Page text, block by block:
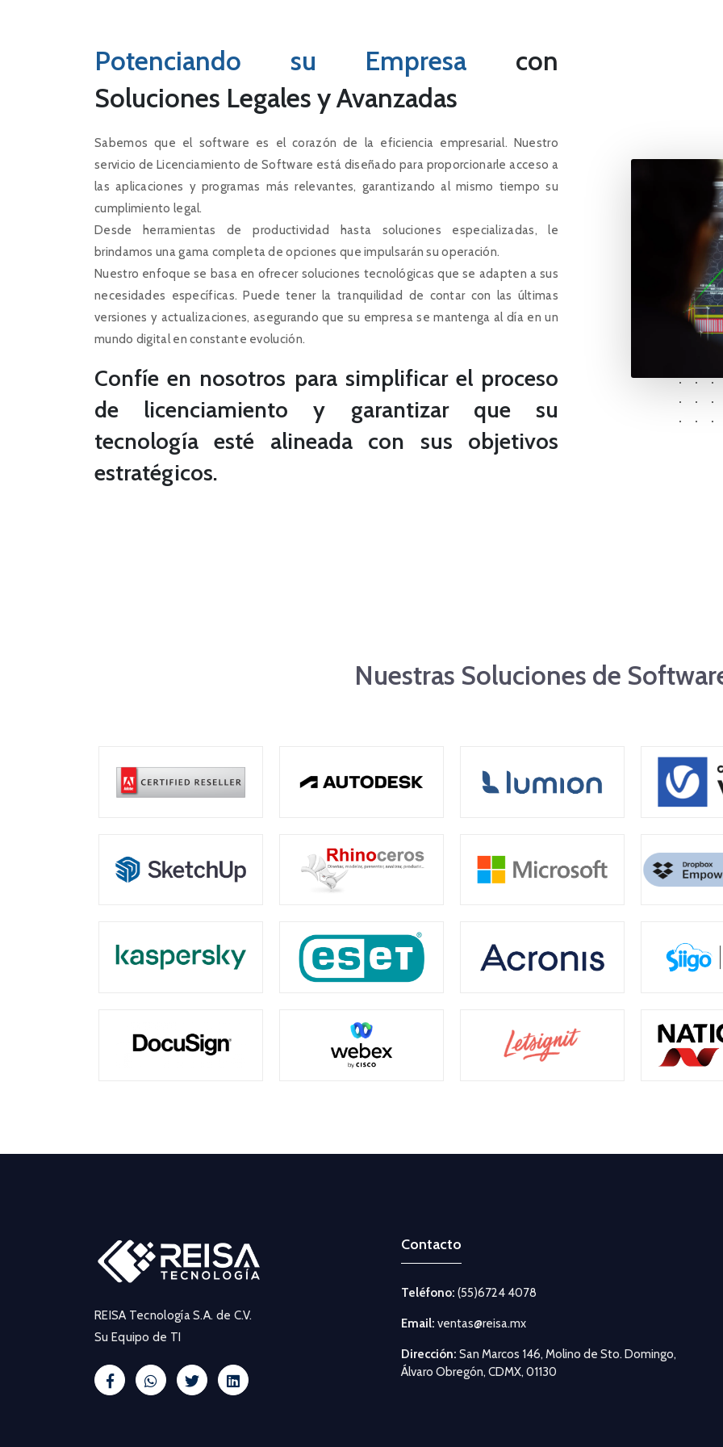
Potenciando su Empresa con
Soluciones Legales y Avanzadas
Sabemos que el software es el corazón de la eficiencia empresarial. Nuestro
servicio de Licenciamiento de Software está diseñado para proporcionarle acceso a
las aplicaciones y programas más relevantes, garantizando al mismo tiempo su
cumplimiento legal.
Desde herramientas de productividad hasta soluciones especializadas, le
brindamos una gama completa de opciones que impulsarán su operación.
Nuestro enfoque se basa en ofrecer soluciones tecnológicas que se adapten a sus
necesidades específicas. Puede tener la tranquilidad de contar con las últimas
versiones y actualizaciones, asegurando que su empresa se mantenga al día en un
mundo digital en constante evolución.
Confíe en nosotros para simplificar el proceso
de licenciamiento y garantizar que su
tecnología esté alineada con sus objetivos
estratégicos.
Nuestras Soluciones de
REISA Tecnología S.A. de C.V.
Su Equipo de TI
Contacto
Teléfono: (55)6724 4078
Email: ventas@reisa.mx
Dirección: San Marcos 146, Molino de Sto. Domingo,
Álvaro Obregón, CDMX, 01130